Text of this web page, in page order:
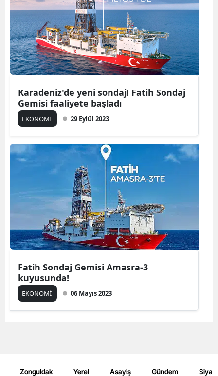
Karadeniz'de yeni sondaj! Fatih Sondaj
Gemisi faaliyete başladı
EKONOMİ 29 Eylül 2023
Fatih Sondaj Gemisi Amasra-3
kuyusunda!
EKONOMİ 06 Mayıs 2023
Zonguldak Yerel Asayiş Gündem